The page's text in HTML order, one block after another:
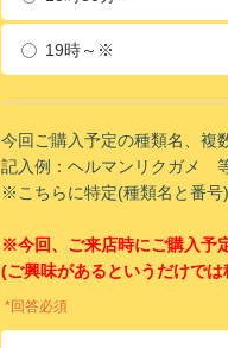
19時～※
今回ご購入予定の種類名、複
記入例：ヘルマンリクガメ
※こちらに特定(種類名と番号
※今回、ご来店時にご購入予
(ご興味があるというだけでは
*回答必須